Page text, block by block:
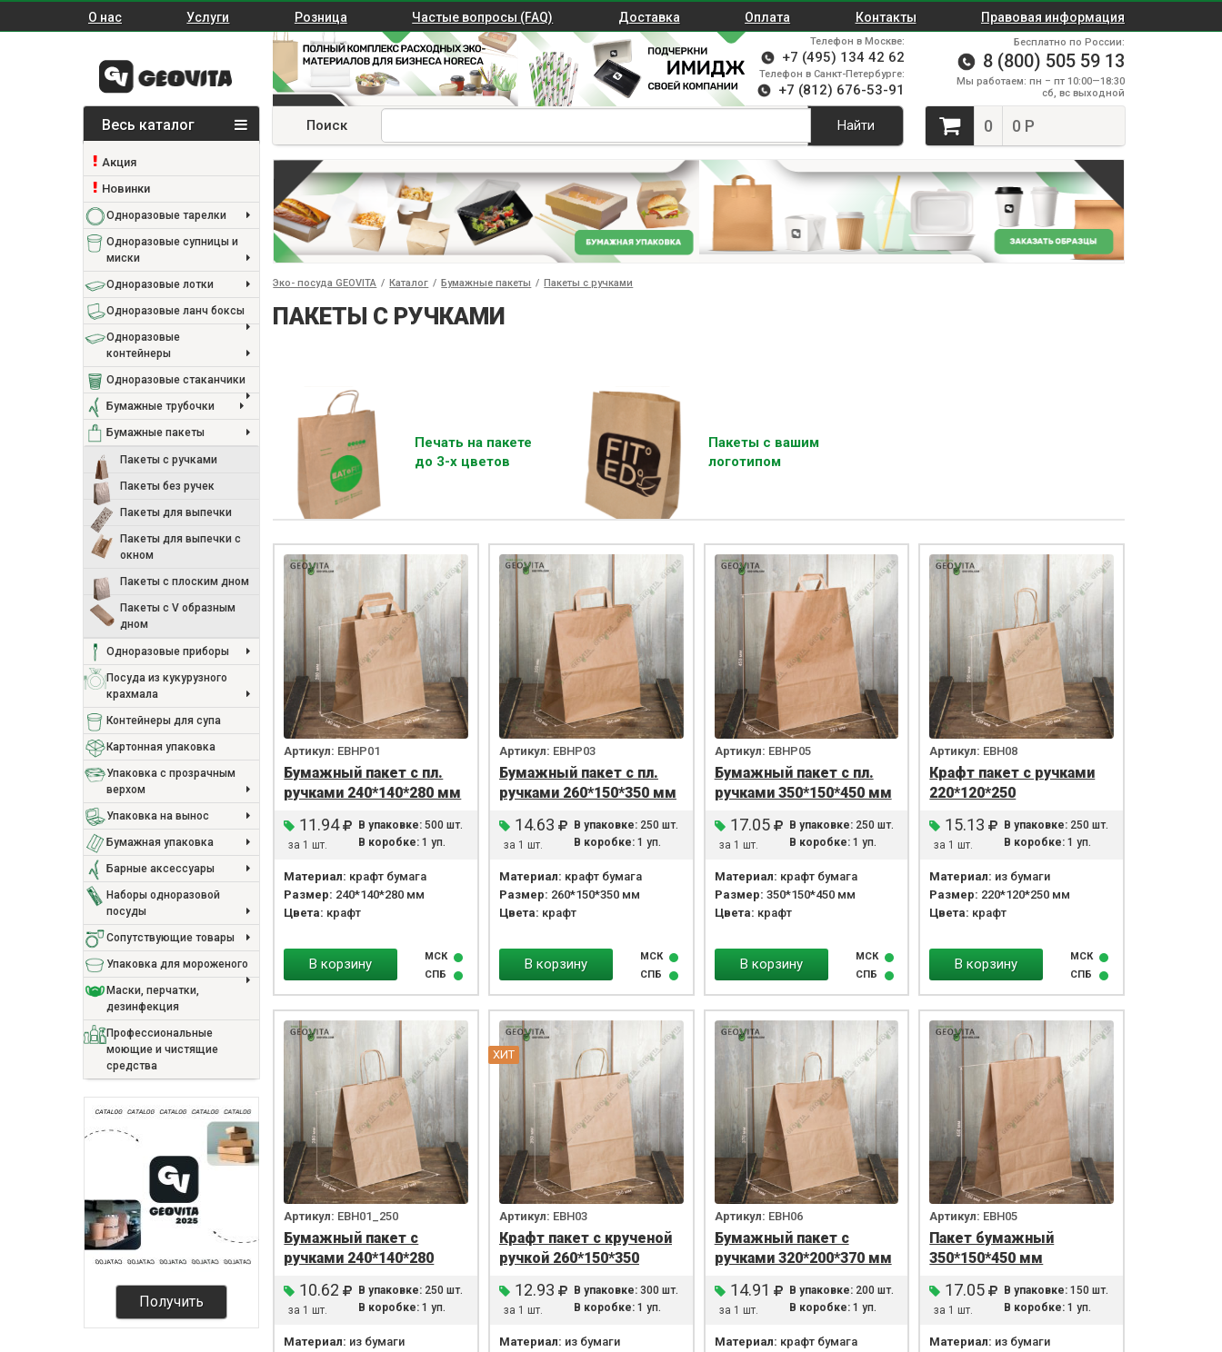
О нас Услуги Розница Частые вопросы (FAQ) Доставка Оплата Контакты Правовая информация
Телефон в Москве:
+7 (495) 134 42 62
Телефон в Санкт-Петербурге:
+7 (812) 676-53-91
Бесплатно по России:
8 (800) 505 59 13
Мы работаем: пн – пт 10:00—18:30
сб, вс выходной
Весь каталог Поиск Найти 0 0 Р
Акция
Новинки
Одноразовые тарелки
Одноразовые супницы и
миски
Одноразовые лотки
Одноразовые ланч боксы
Одноразовые
контейнеры
Одноразовые стаканчики
Бумажные трубочки
Бумажные пакеты
Пакеты с ручками
Пакеты без ручек
Пакеты для выпечки
Пакеты для выпечки с
окном
Пакеты с плоским дном
Пакеты с V образным
дном
Одноразовые приборы
Посуда из кукурузного
крахмала
Контейнеры для супа
Картонная упаковка
Упаковка с прозрачным
верхом
Упаковка на вынос
Бумажная упаковка
Барные аксессуары
Наборы одноразовой
посуды
Сопутствующие товары
Упаковка для мороженого
Маски, перчатки,
дезинфекция
Профессиональные
моющие и чистящие
средства
Получить
Эко- посуда GEOVITA / Каталог / Бумажные пакеты / Пакеты с ручками
ПАКЕТЫ С РУЧКАМИ
Печать на пакете
до 3-х цветов
Пакеты с вашим
логотипом
Артикул: EBHP01
Бумажный пакет с пл.
ручками 240*140*280 мм
11.94
за 1 шт.
В упаковке: 500 шт.
В коробке: 1 уп.
Материал: крафт бумага
Размер: 240*140*280 мм
Цвета: крафт
В корзину
МСК
СПБ
Артикул: EBHP03
Бумажный пакет с пл.
ручками 260*150*350 мм
14.63
за 1 шт.
В упаковке:250 шт.
В коробке:1 уп.
Материал: крафт бумага
Размер: 260*150*350 мм
Цвета: крафт
В корзину
МСК
СПБ
Артикул: EBHP05
Бумажный пакет с пл.
ручками 350*150*450 мм
17.05
за 1 шт.
В упаковке:250 шт.
В коробке:1 уп.
Материал: крафт бумага
Размер: 350*150*450 мм
Цвета: крафт
В корзину
МСК
СПБ
Артикул: EBH08
Крафт пакет с ручками
220*120*250
15.13
за 1 шт.
В упаковке: 250 шт.
В коробке: 1 уп.
Материал: из бумаги
Размер: 220*120*250 мм
Цвета: крафт
В корзину
МСК
СПБ
Артикул: EBH01_250
Бумажный пакет с
ручками 240*140*280
10.62
за 1 шт.
В упаковке: 250 шт.
В коробке: 1 уп.
Материал: из бумаги
ХИТ
Артикул: EBH03
Крафт пакет с крученой
ручкой 260*150*350
12.93
за 1 шт.
В упаковке:300 шт.
В коробке:1 уп.
Материал: из бумаги
Артикул: EBH06
Бумажный пакет с
ручками 320*200*370 мм
14.91
за 1 шт.
В упаковке:200 шт.
В коробке:1 уп.
Материал: крафт бумага
Артикул: EBH05
Пакет бумажный
350*150*450 мм
17.05
за 1 шт.
В упаковке: 150 шт.
В коробке: 1 уп.
Материал: из бумаги